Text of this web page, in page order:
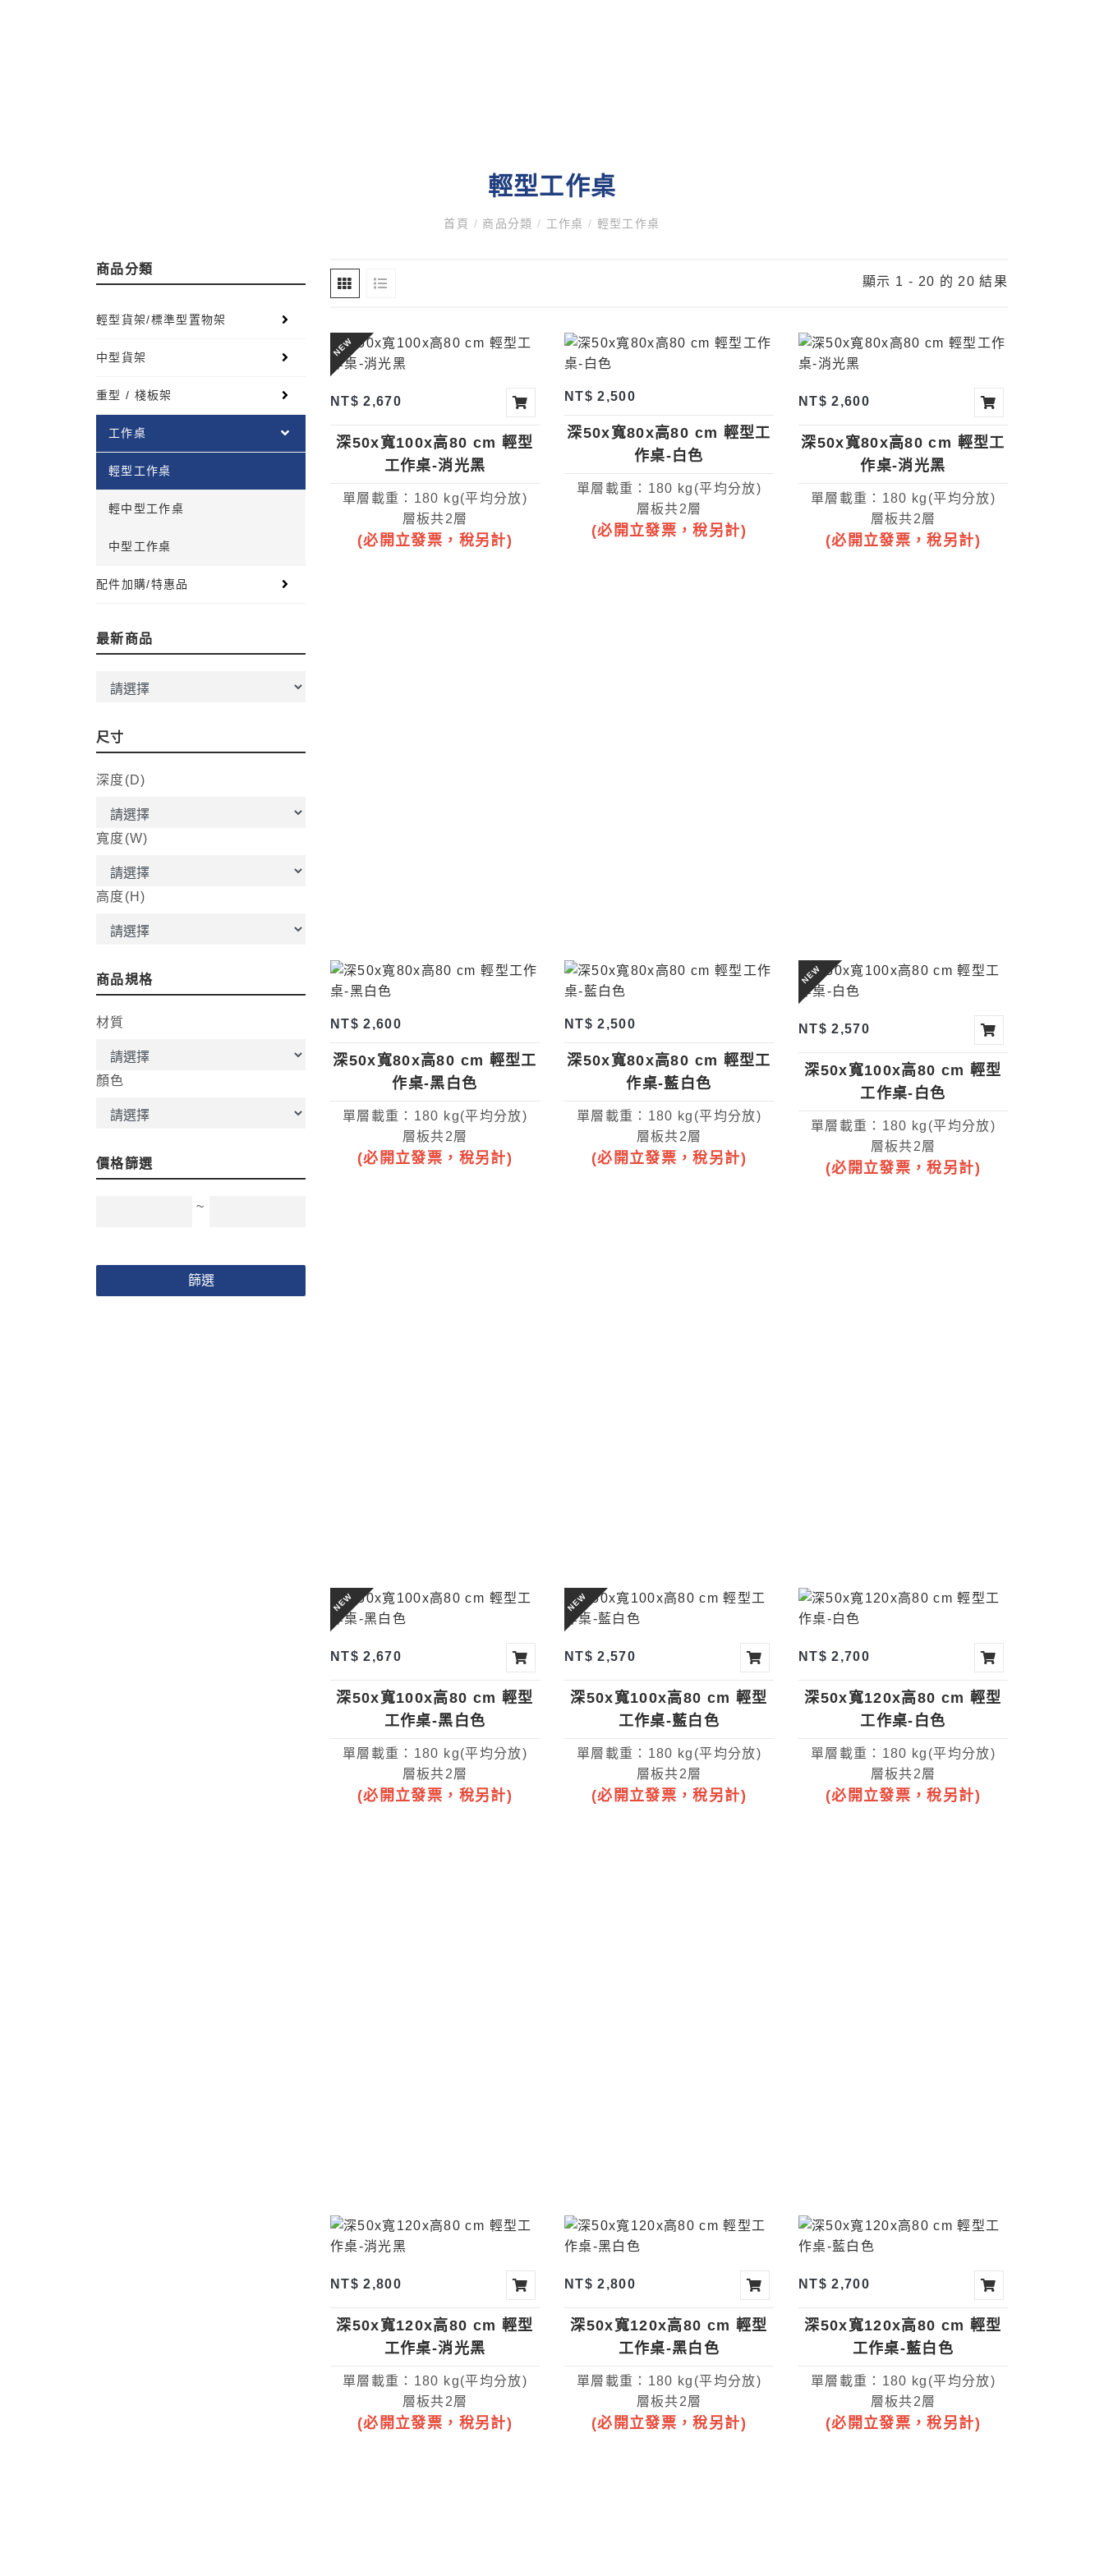
輕型工作桌
首頁 / 商品分類 / 工作桌/ 輕型工作桌
商品分類
輕型貨架/標準型置物架
中型貨架
重型 / 棧板架
工作桌
輕型工作桌
輕中型工作桌
中型工作桌
配件加購/特惠品
最新商品
尺寸
深度(D)
寬度(W)
高度(H)
商品規格
材質
顏色
價格篩選
~
篩選
顯示 1 - 20 的 20 結果
NEW
NT$ 2,670
深50x寬100x高80 cm 輕型
工作桌-消光黑
單層載重：180 kg(平均分放)
層板共2層
(必開立發票，稅另計)
NT$ 2,500
深50x寬80x高80 cm 輕型工
作桌-白色
單層載重：180 kg(平均分放)
層板共2層
(必開立發票，稅另計)
NT$ 2,600
深50x寬80x高80 cm 輕型工
作桌-消光黑
單層載重：180 kg(平均分放)
層板共2層
(必開立發票，稅另計)
NT$ 2,600
深50x寬80x高80 cm 輕型工
作桌-黑白色
單層載重：180 kg(平均分放)
層板共2層
(必開立發票，稅另計)
NT$ 2,500
深50x寬80x高80 cm 輕型工
作桌-藍白色
單層載重：180 kg(平均分放)
層板共2層
(必開立發票，稅另計)
NEW
NT$ 2,570
深50x寬100x高80 cm 輕型
工作桌-白色
單層載重：180 kg(平均分放)
層板共2層
(必開立發票，稅另計)
NEW
NT$ 2,670
深50x寬100x高80 cm 輕型
工作桌-黑白色
單層載重：180 kg(平均分放)
層板共2層
(必開立發票，稅另計)
NEW
NT$ 2,570
深50x寬100x高80 cm 輕型
工作桌-藍白色
單層載重：180 kg(平均分放)
層板共2層
(必開立發票，稅另計)
NT$ 2,700
深50x寬120x高80 cm 輕型
工作桌-白色
單層載重：180 kg(平均分放)
層板共2層
(必開立發票，稅另計)
NT$ 2,800
深50x寬120x高80 cm 輕型
工作桌-消光黑
單層載重：180 kg(平均分放)
層板共2層
(必開立發票，稅另計)
NT$ 2,800
深50x寬120x高80 cm 輕型
工作桌-黑白色
單層載重：180 kg(平均分放)
層板共2層
(必開立發票，稅另計)
NT$ 2,700
深50x寬120x高80 cm 輕型
工作桌-藍白色
單層載重：180 kg(平均分放)
層板共2層
(必開立發票，稅另計)